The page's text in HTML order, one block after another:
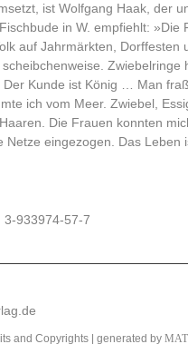
ist Wolfgang Haak, der
in W. empfiehlt: »Die
auf Jahrmärkten, Dorffesten
Zwiebelringe
Kunde ist König … Man
ich vom Meer. Zwiebel,
Die Frauen konnten
eingezogen. Das Leben
3-933974-57-7
and Copyrights| generated by